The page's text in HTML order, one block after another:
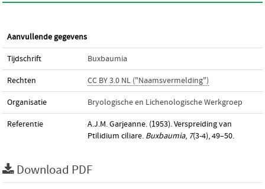
Aanvullende gegevens
Tijdschrift Buxbaumia
Rechten CC BY 3.0 NL ("Naamsvermelding")
Organisatie Bryologische en Lichenologische Werkgroep
Referentie
A.J.M. Garjeanne. (1953). Verspreiding van
Ptilidium ciliare. Buxbaumia, 7(3-4), 49–50.
Download PDF